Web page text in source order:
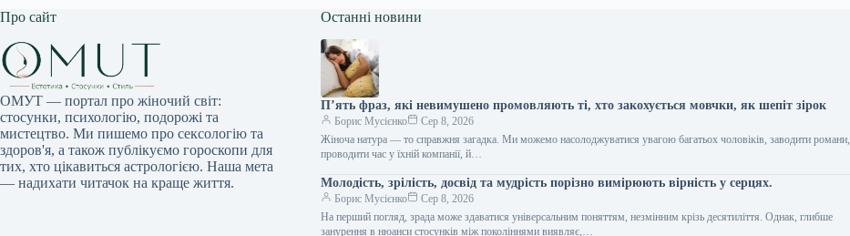
Про сайт
ОМУТ — портал про жіночий світ:
стосунки, психологію, подорожі та
мистецтво. Ми пишемо про сексологію та
здоров'я, а також публікуємо гороскопи для
тих, хто цікавиться астрологією. Наша мета
— надихати читачок на краще життя.
Останні новини
П’ять фраз, які невимушено промовляють ті, хто закохується мовчки, як шепіт зірок
Борис Мусієнко
Сер 8, 2026
Жіноча натура — то справжня загадка. Ми можемо насолоджуватися увагою багатьох чоловіків, заводити романи,
проводити час у їхній компанії, й…
Молодість, зрілість, досвід та мудрість порізно вимірюють вірність у серцях.
Борис Мусієнко
Сер 8, 2026
На перший погляд, зрада може здаватися універсальним поняттям, незмінним крізь десятиліття. Однак, глибше
занурення в нюанси стосунків між поколіннями виявляє,…